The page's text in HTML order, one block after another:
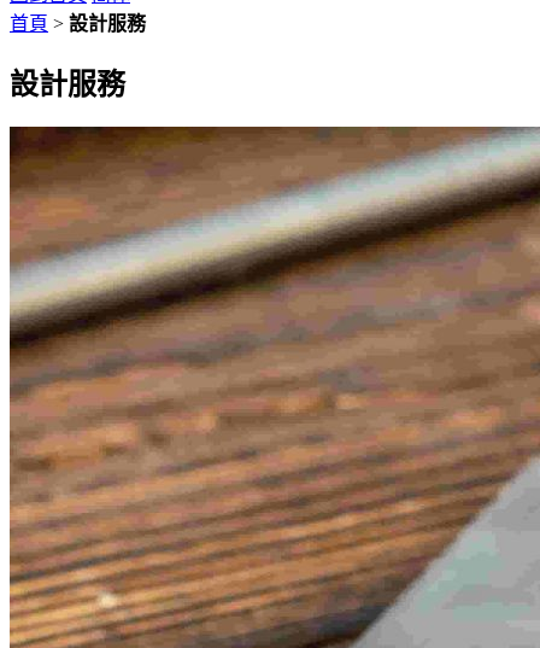
首頁 > 設計服務
設計服務